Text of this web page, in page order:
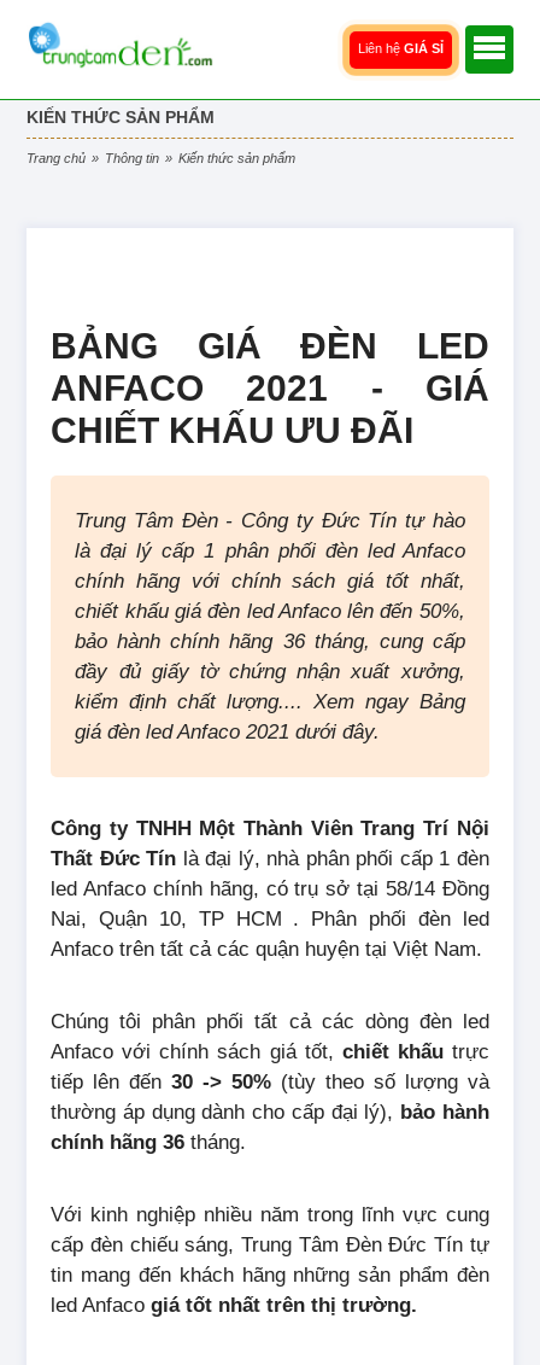
Liên hệ GIÁ SỈ
KIẾN THỨC SẢN PHẨM
trang chủ » thông tin » kiến thức sản phẩm
BẢNG GIÁ ĐÈN LED
ANFACO 2021 - GIÁ
CHIẾT KHẤU ƯU ĐÃI
Trung Tâm Đèn - Công ty Đức Tín tự hào
là đại lý cấp 1 phân phối đèn led Anfaco
chính hãng với chính sách giá tốt nhất,
chiết khấu giá đèn led Anfaco lên đến 50%,
bảo hành chính hãng 36 tháng, cung cấp
đầy đủ giấy tờ chứng nhận xuất xưởng,
kiểm định chất lượng.... Xem ngay Bảng
giá đèn led Anfaco 2021 dưới đây.
Công ty TNHH Một Thành Viên Trang Trí Nội
Thất Đức Tín là đại lý, nhà phân phối cấp 1 đèn
led Anfaco chính hãng, có trụ sở tại 58/14 Đồng
Nai, Quận 10, TP HCM . Phân phối đèn led
Anfaco trên tất cả các quận huyện tại Việt Nam.
Chúng tôi phân phối tất cả các dòng đèn led
Anfaco với chính sách giá tốt, chiết khấutrực
tiếp lên đến 30 -> 50% (tùy theo số lượng và
thường áp dụng dành cho cấp đại lý), bảo hành
chính hãng 36 tháng.
Với kinh nghiệp nhiều năm trong lĩnh vực cung
cấp đèn chiếu sáng, Trung Tâm Đèn Đức Tín tự
tin mang đến khách hãng những sản phẩm đèn
led Anfacogiá tốt nhất trên thị trường.